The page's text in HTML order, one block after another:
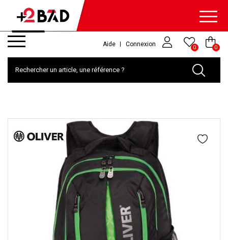
Aide Connexion 0 0